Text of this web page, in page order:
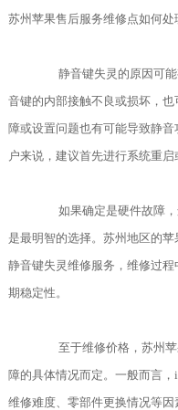
苏州苹果售后服务维修点如何处
静音键失灵的原因可能
音键的内部接触不良或损坏，
障或设置问题也有可能导致静音
户来说，建议首先进行系统重启
如果确定是硬件故障，
是最明智的选择。苏州地区的苹
静音键失灵维修服务，维修过
期稳定性。
至于维修价格，苏州苹
障的具体情况而定。一般而言，
维修难度、零部件更换情况等